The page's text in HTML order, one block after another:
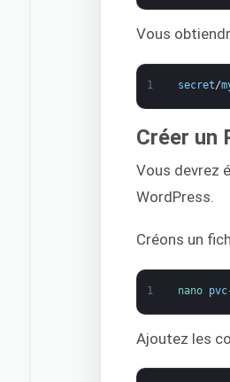
Vous
1 secret/
Créer un
Vous devrez
WordPress.
Créons un
1 nano pvc
Ajoutez les